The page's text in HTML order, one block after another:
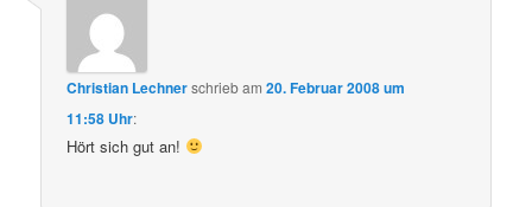
Christian Lechnerschriebam20. Februar 2008 um
11:58 Uhr:
Hört sich gut an!